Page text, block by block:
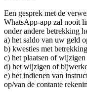
Een gesprek met de
WhatsApp-app zal nooit
onder andere betrekking
a) het saldo van uw geld
b) kwesties met
c) het plaatsen of wijzigen
d) het wijzigen of
e) het indienen van
op/van de contante